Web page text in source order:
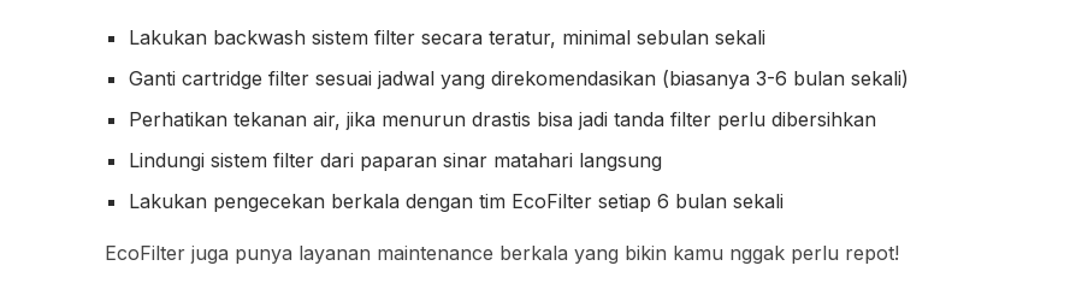
Lakukan backwash sistem filter secara teratur, minimal sebulan sekali
Ganti cartridge filter sesuai jadwal yang direkomendasikan (biasanya 3-6 bulan sekali)
Perhatikan tekanan air, jika menurun drastis bisa jadi tanda filter perlu dibersihkan
Lindungi sistem filter dari paparan sinar matahari langsung
Lakukan pengecekan berkala dengan tim EcoFilter setiap 6 bulan sekali
EcoFilter juga punya layanan maintenance berkala yang bikin kamu nggak perlu repot!